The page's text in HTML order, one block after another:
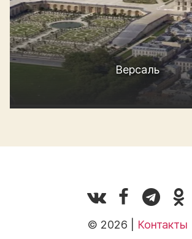
Версаль
© 2026 | Контакты